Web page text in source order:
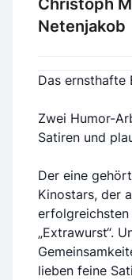
Christoph
Netenjakob
Das ernsthafte
Zwei Humor-
Satiren und
Der eine
Kinostars, der
erfolgreichsten
„Extrawurst“.
lieben feine